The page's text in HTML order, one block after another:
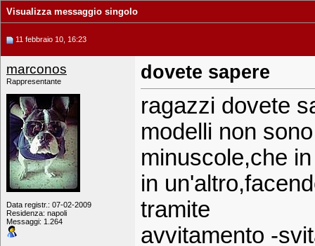
Visualizza messaggio singolo
11 febbraio 10, 16:23
marconos
Rappresentante
Data registr.: 07-02-2009
Residenza: napoli
Messaggi: 1.264
dovete sapere
ragazzi dovete
modelli non
minuscole,che
in
tramite
avvitamento -